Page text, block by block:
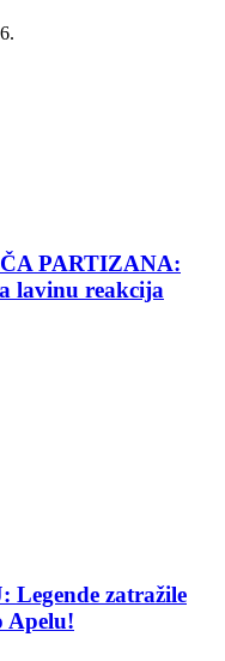
PARTIZANA:
lavinu reakcija
zatražile
Apelu!